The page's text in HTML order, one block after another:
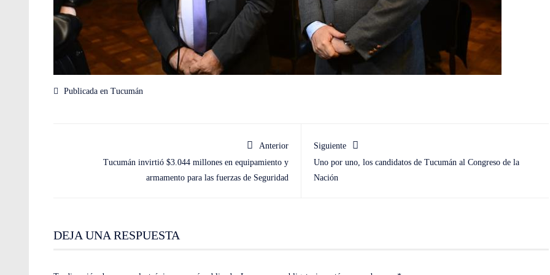
Publicada en Tucumán
Anterior
Tucumán invirtió $3.044 millones en equipamiento y
armamento para las fuerzas de Seguridad
Siguiente
Uno por uno, los candidatos de Tucumán al Congreso de la
Nación
DEJA UNA RESPUESTA